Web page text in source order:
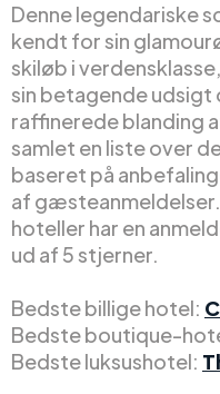
Denne legendariske
kendt for sin
skiløb i
sin betagende udsigt
raffinerede blanding
samlet en liste over
baseret på
af
hoteller har en
ud af 5 stjerner.
Bedste billige hotel:
Bedste boutique-
Bedste luksushotel: